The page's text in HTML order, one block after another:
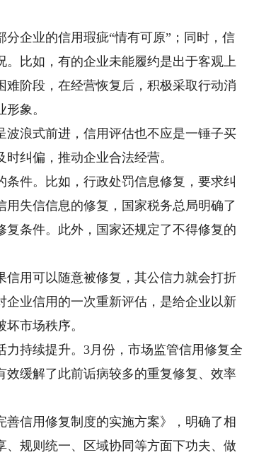
企业的信用瑕疵“情有可原”；同时，信
比如，有的企业未能履约是出于客观上
阶段，在经营恢复后，积极采取行动消
象。
浪式前进，信用评估也不应是一锤子买
纠偏，推动企业合法经营。
件。比如，行政处罚信息修复，要求纠
失信信息的修复，国家税务总局明确了
条件。此外，国家还规定了不得修复的
用可以随意被修复，其公信力就会打折
业信用的一次重新评估，是给企业以新
市场秩序。
持续提升。3月份，市场监管信用修复全
效缓解了此前诟病较多的重复修复、效率
信用修复制度的实施方案》，明确了相
规则统一、区域协同等方面下功夫、做